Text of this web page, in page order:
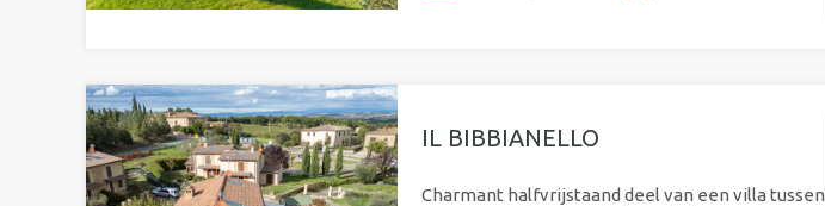
IL BIBBIANELLO
Charmant halfvrijstaand deel van een villa tussen